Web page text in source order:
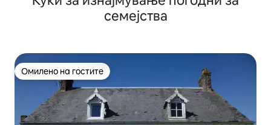
семејства
Омилено на гостите
Омилено на гостите